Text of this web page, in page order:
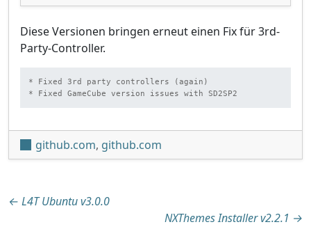
Diese Versionen bringen erneut einen Fix für 3rd-
Party-Controller.
* Fixed 3rd party controllers (again)
* Fixed GameCube version issues with SD2SP2
github.com, github.com
Beitragsnavigation
← L4T Ubuntu v3.0.0
NXThemes Installer v2.2.1 →